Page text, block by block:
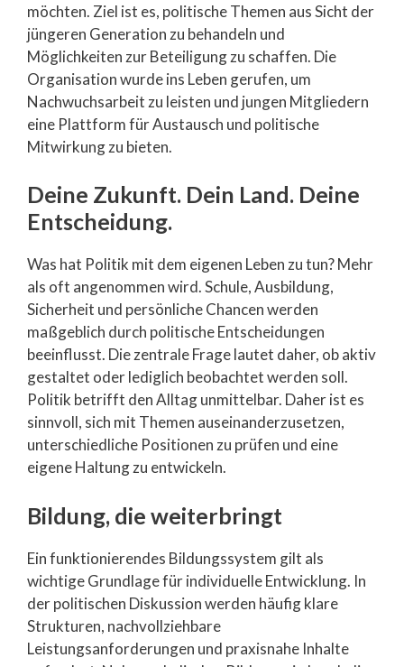
möchten. Ziel ist es, politische Themen aus Sicht der
jüngeren Generation zu behandeln und
Möglichkeiten zur Beteiligung zu schaffen. Die
Organisation wurde ins Leben gerufen, um
Nachwuchsarbeit zu leisten und jungen Mitgliedern
eine Plattform für Austausch und politische
Mitwirkung zu bieten.
Deine Zukunft. Dein Land. Deine
Entscheidung.
Was hat Politik mit dem eigenen Leben zu tun? Mehr
als oft angenommen wird. Schule, Ausbildung,
Sicherheit und persönliche Chancen werden
maßgeblich durch politische Entscheidungen
beeinflusst. Die zentrale Frage lautet daher, ob aktiv
gestaltet oder lediglich beobachtet werden soll.
Politik betrifft den Alltag unmittelbar. Daher ist es
sinnvoll, sich mit Themen auseinanderzusetzen,
unterschiedliche Positionen zu prüfen und eine
eigene Haltung zu entwickeln.
Bildung, die weiterbringt
Ein funktionierendes Bildungssystem gilt als
wichtige Grundlage für individuelle Entwicklung. In
der politischen Diskussion werden häufig klare
Strukturen, nachvollziehbare
Leistungsanforderungen und praxisnahe Inhalte